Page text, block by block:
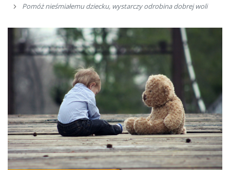
Pomóż nieśmiałemu dziecku, wystarczy odrobina dobrej woli